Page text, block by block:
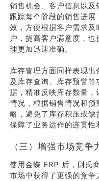
销售机会、客户信息以
跟踪每个阶段的销售进
效，方便根据客户需求
户，提高客户满意度，
理更加迅速准确。
库存管理方面同样表现
及库存查询、库存预警
据，精准反映库存数量
情况，根据销售情况和
略，避免了库存积压或缺
保障了业务运作的连贯性
（三）增强市场竞争
使用金蝶 ERP 后，尉氏
市场中获得了更强的竞争